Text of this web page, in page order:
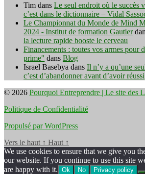
Tim dans Le seul endroit où le succès
c’est dans le dictionnaire – Vidal
Le Championnat du Monde de Mind
2024 - Institut de formation Gautier
la lecture rapide booste le cerveau
Financements : toutes vos armes pour
prime" dans Blog
Israel Basebya dans Il n’y a qu’une
c’est d’abandonner avant d’avoir réussi
© 2026 Pourquoi Entreprendre | Le site des
Politique de Confidentialité
Propulsé par WordPress
Vers le haut ↑ Haut ↑
We use cookies to ensure that we give you
our website. If you continue to use this site
are happy with it. Ok No Privacy policy